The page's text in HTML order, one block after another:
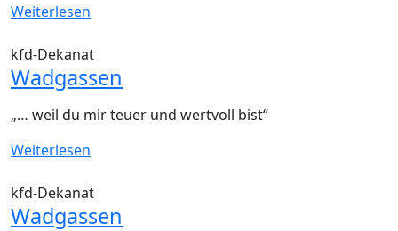
Weiterlesen
kfd-Dekanat
Wadgassen
„… weil du mir teuer und wertvoll bist“
Weiterlesen
kfd-Dekanat
Wadgassen